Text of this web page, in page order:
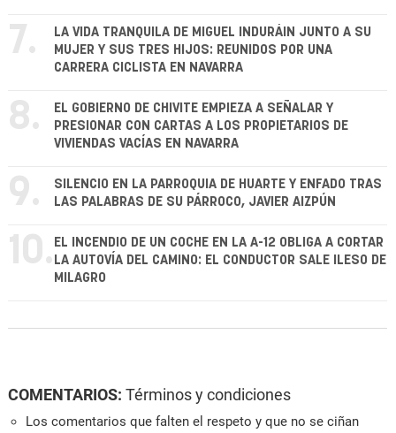
7.
LA VIDA TRANQUILA DE MIGUEL INDURÁIN JUNTO A SU
MUJER Y SUS TRES HIJOS: REUNIDOS POR UNA
CARRERA CICLISTA EN NAVARRA
8.
EL GOBIERNO DE CHIVITE EMPIEZA A SEÑALAR Y
PRESIONAR CON CARTAS A LOS PROPIETARIOS DE
VIVIENDAS VACÍAS EN NAVARRA
9.
SILENCIO EN LA PARROQUIA DE HUARTE Y ENFADO TRAS
LAS PALABRAS DE SU PÁRROCO, JAVIER AIZPÚN
10. EL INCENDIO DE UN COCHE EN LA A-12 OBLIGA A CORTAR
LA AUTOVÍA DEL CAMINO: EL CONDUCTOR SALE ILESO DE
MILAGRO
COMENTARIOS: Términos y condiciones
Los comentarios que falten el respeto y que no se ciñan